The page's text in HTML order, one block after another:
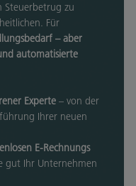
Steuerbetrug zu
Für
– aber
automatisierte
Experte – von der
Ihrer neuen
E‑Rechnungs
gut Ihr Unternehmen